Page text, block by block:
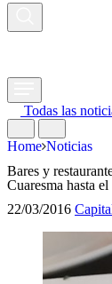
Todas las
Home Noticias
Bares y
Cuaresma hasta
22/03/2016